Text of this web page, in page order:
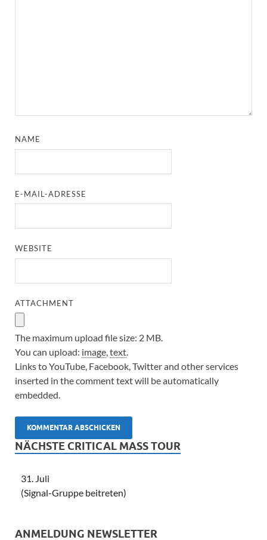
NAME
E-MAIL-ADRESSE
WEBSITE
ATTACHMENT
The maximum upload file size: 2 MB.
You can upload: image,text.
Links to YouTube, Facebook, Twitter and other services
inserted in the comment text will be automatically
embedded.
NÄCHSTE CRITICAL MASS TOUR
31. Juli
(Signal-Gruppe beitreten)
ANMELDUNG NEWSLETTER